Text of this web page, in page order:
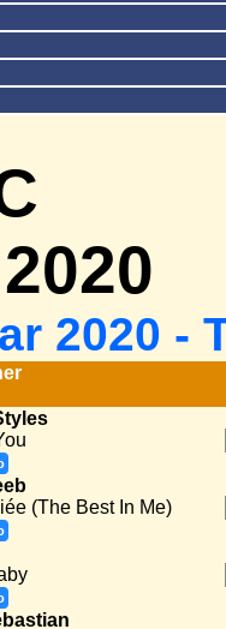
2020 -
(The Best In Me)